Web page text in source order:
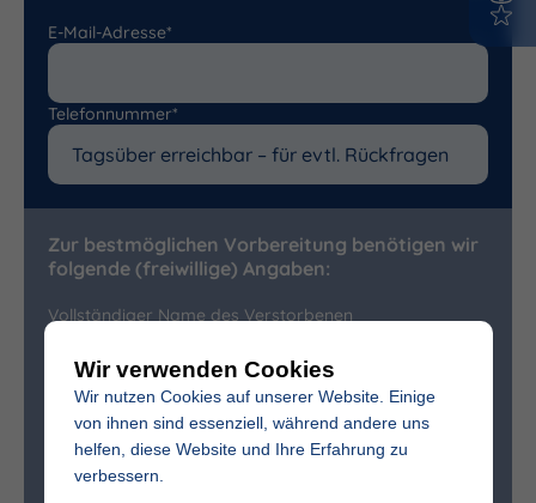
E-Mail-Adresse*
Telefonnummer*
Zur bestmöglichen Vorbereitung benötigen wir
folgende (freiwillige) Angaben:
Vollständiger Name des Verstorbenen
Sterbedatum
Wir verwenden Cookies
Wir nutzen Cookies auf unserer Website. Einige
von ihnen sind essenziell, während andere uns
helfen, diese Website und Ihre Erfahrung zu
verbessern.